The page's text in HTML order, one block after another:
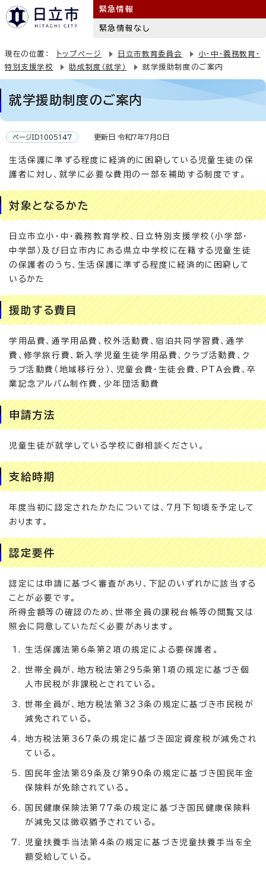
緊急情報
緊急情報なし
現在の位置： トップページ 日立市教育委員会
小・中・義務教育・
特別支援学校
助成制度（就学） 就学援助制度のご案内
就学援助制度のご案内
ページID1005147 更新日 令和7年7月8日
生活保護に準ずる程度に経済的に困窮している児童生徒の保
護者に対し、就学に必要な費用の一部を補助する制度です。
対象となるかた
日立市立小・中・義務教育学校、日立特別支援学校（小学部・
中学部）及び日立市内にある県立中学校に在籍する児童生徒
の保護者のうち、生活保護に準ずる程度に経済的に困窮して
いるかた
援助する費目
学用品費、通学用品費、校外活動費、宿泊共同学習費、通学
費、修学旅行費、新入学児童生徒学用品費、クラブ活動費、ク
ラブ活動費（地域移行分）、児童会費・生徒会費、PTA会費、卒
業記念アルバム制作費、少年団活動費
申請方法
児童生徒が就学している学校に御相談ください。
支給時期
年度当初に認定されたかたについては、7月下旬頃を予定して
おります。
認定要件
認定には申請に基づく審査があり、下記のいずれかに該当する
ことが必要です。
所得金額等の確認のため、世帯全員の課税台帳等の閲覧又は
照会に同意していただく必要があります。
生活保護法第6条第2項の規定による要保護者。
世帯全員が、地方税法第295条第1項の規定に基づき個
人市民税が非課税とされている。
世帯全員が、地方税法第323条の規定に基づき市民税が
減免されている。
地方税法第367条の規定に基づき固定資産税が減免され
ている。
国民年金法第89条及び第90条の規定に基づき国民年金
保険料が免除されている。
国民健康保険法第77条の規定に基づき国民健康保険料
が減免又は徴収猶予されている。
児童扶養手当法第4条の規定に基づき児童扶養手当を全
額受給している。